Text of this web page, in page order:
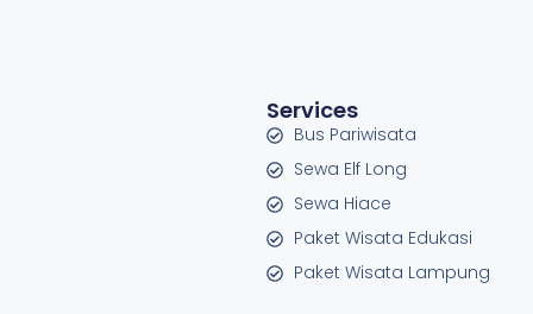
Services
Bus Pariwisata
Sewa Elf Long
Sewa Hiace
Paket Wisata Edukasi
Paket Wisata Lampung